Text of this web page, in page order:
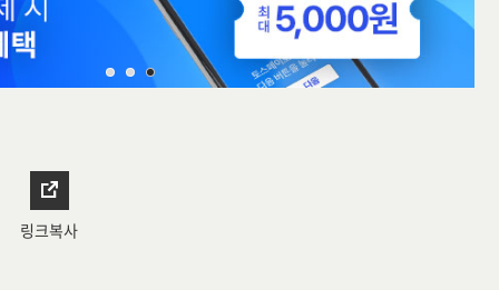
링크복사